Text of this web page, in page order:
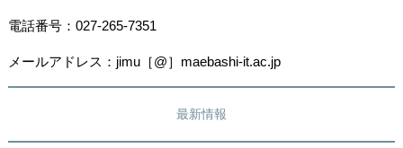
電話番号： 027-265-7351
メールアドレス： jimu［@］ maebashi-it.ac.jp
最新情報